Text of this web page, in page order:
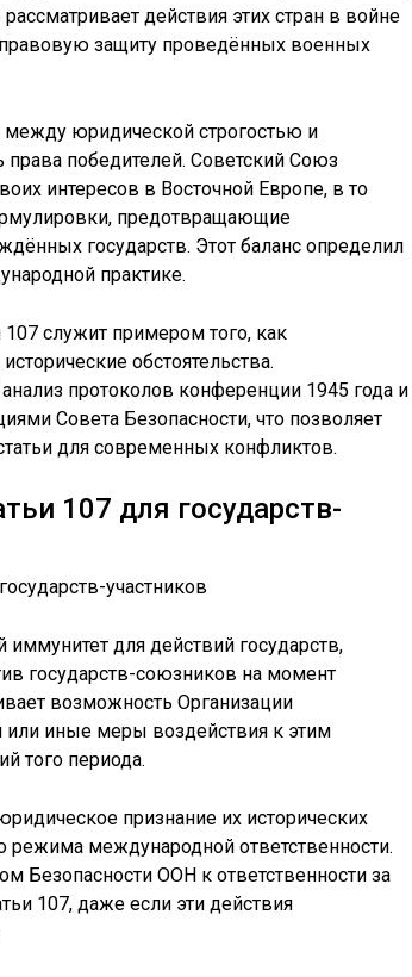
действия этих стран в войне
защиту проведённых военных
между юридической строгостью и
победителей. Советский Союз
интересов в Восточной Европе, в то
предотвращающие
государств. Этот баланс определил
практике.
служит примером того, как
обстоятельства.
протоколов конференции 1945 года и
Совета Безопасности, что позволяет
для современных конфликтов.
107 для государств-
для действий государств,
государств-союзников на момент
возможность Организации
иные меры воздействия к этим
того периода.
признание их исторических
режима международной ответственности.
Безопасности ООН к ответственности за
107, даже если эти действия